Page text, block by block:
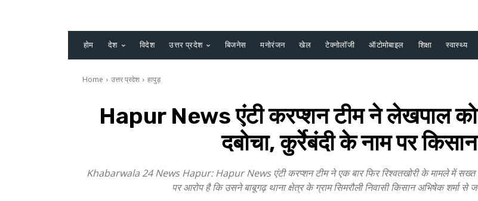
होम देश विदेश उत्तर प्रदेश बिजनेस मनोरंजन खेल टेक्नोलॉजी ऑटोमोबाइल शिक्षा स्वास्थ्य
Home उत्तर प्रदेश हापुड़
Hapur News एंटी करप्शन टीम ने लेखपाल को
दबोचा, कुर्रेबंदी के नाम पर
Khabarwala 24 News Hapur: Hapur News एंटी करप्शन टीम ने एक बार फिर रिश्वतखोरी के मामले में सख्त
पर आरोप है कि उसने बाबूगढ़ थाना क्षेत्र के ग्राम सिमरौली निवासी किसान अभिषेक शर्मा